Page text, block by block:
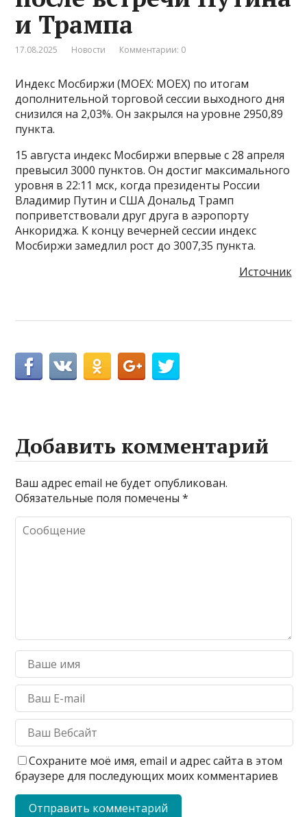
и Трампа
17.08.2025 Новости Комментарии: 0
Индекс Мосбиржи (MOEX: MOEX) по итогам
дополнительной торговой сессии выходного дня
снизился на 2,03%. Он закрылся на уровне 2950,89
пункта.
15 августа индекс Мосбиржи впервые с 28 апреля
превысил 3000 пунктов. Он достиг максимального
уровня в 22:11 мск, когда президенты России
Владимир Путин и США Дональд Трамп
поприветствовали друг друга в аэропорту
Анкориджа. К концу вечерней сессии индекс
Мосбиржи замедлил рост до 3007,35 пункта.
Источник
Добавить комментарий
Ваш адрес email не будет опубликован.
Обязательные поля помечены*
Сохраните моё имя, email и адрес сайта в этом
браузере для последующих моих комментариев